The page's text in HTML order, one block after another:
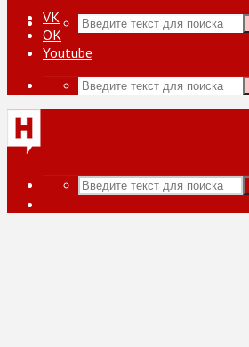
VK
ОК
Youtube